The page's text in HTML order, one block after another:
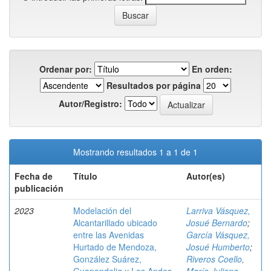
Ordenar por:
En orden:
Resultados por página
Autor/Registro:
Mostrando resultados 1 a 1 de 1
Fecha de
publicación
Título Autor(es)
2023
Modelación del
Alcantarillado ubicado
entre las Avenidas
Hurtado de Mendoza,
González Suárez,
Larriva Vásquez,
Josué Bernardo;
García Vásquez,
Josué Humberto;
Riveros Coello,